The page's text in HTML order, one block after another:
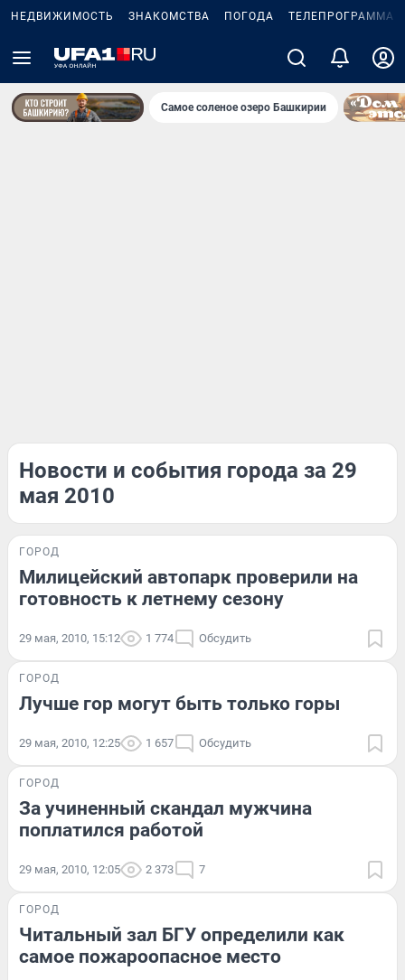
НЕДВИЖИМОСТЬ ЗНАКОМСТВА ПОГОДА ТЕЛЕПРОГРАММА
Самое соленое озеро Башкирии
Новости и события города за 29
мая 2010
ГОРОД
Милицейский автопарк проверили на
готовность к летнему сезону
29 мая, 2010, 15:12 1 774 Обсудить
ГОРОД
Лучше гор могут быть только горы
29 мая, 2010, 12:25 1 657 Обсудить
ГОРОД
За учиненный скандал мужчина
поплатился работой
29 мая, 2010, 12:05 2 373 7
ГОРОД
Читальный зал БГУ определили как
самое пожароопасное место